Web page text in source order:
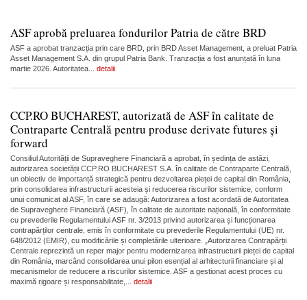
ASF aprobă preluarea fondurilor Patria de către BRD
ASF a aprobat tranzacția prin care BRD, prin BRD Asset Management, a preluat Patria
Asset Management S.A. din grupul Patria Bank. Tranzacția a fost anunțată în luna
martie 2026. Autoritatea... detalii
CCP.RO BUCHAREST, autorizată de ASF în calitate de
Contraparte Centrală pentru produse derivate futures și
forward
Consiliul Autorității de Supraveghere Financiară a aprobat, în ședința de astăzi,
autorizarea societății CCP.RO BUCHAREST S.A. în calitate de Contraparte Centrală,
un obiectiv de importanță strategică pentru dezvoltarea pieței de capital din România,
prin consolidarea infrastructurii acesteia și reducerea riscurilor sistemice, conform
unui comunicat al ASF, în care se adaugă: Autorizarea a fost acordată de Autoritatea
de Supraveghere Financiară (ASF), în calitate de autoritate națională, în conformitate
cu prevederile Regulamentului ASF nr. 3/2013 privind autorizarea și funcționarea
contrapărților centrale, emis în conformitate cu prevederile Regulamentului (UE) nr.
648/2012 (EMIR), cu modificările și completările ulterioare. „Autorizarea Contrapărții
Centrale reprezintă un reper major pentru modernizarea infrastructurii pieței de capital
din România, marcând consolidarea unui pilon esențial al arhitecturii financiare și al
mecanismelor de reducere a riscurilor sistemice. ASF a gestionat acest proces cu
maximă rigoare și responsabilitate,... detalii